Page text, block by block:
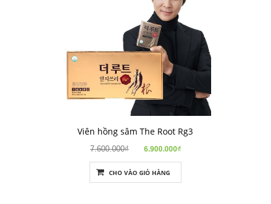
Viên hồng sâm The Root Rg3
7.600.000₫ 6.900.000₫
CHO VÀO GIỎ HÀNG